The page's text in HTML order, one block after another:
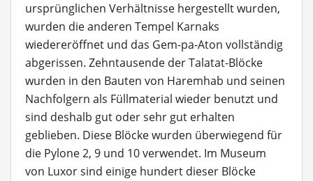
ursprünglichen Verhältnisse hergestellt wurden,
wurden die anderen Tempel Karnaks
wiedereröffnet und das Gem-pa-Aton vollständig
abgerissen. Zehntausende der Talatat-Blöcke
wurden in den Bauten von Haremhab und seinen
Nachfolgern als Füllmaterial wieder benutzt und
sind deshalb gut oder sehr gut erhalten
geblieben. Diese Blöcke wurden überwiegend für
die Pylone 2, 9 und 10 verwendet. Im Museum
von Luxor sind einige hundert dieser Blöcke